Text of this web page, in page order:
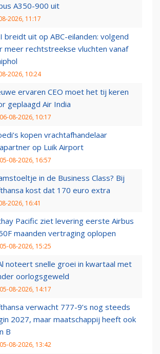
A350-900 uit
2026, 11:17
breidt uit op ABC-eilanden: volgend
meer rechtstreekse vluchten vanaf
2026, 10:24
ervaren CEO moet het tij keren
geplaagd Air India
06-08-2026, 10:17
kopen vrachtafhandelaar
op Luik Airport
05-08-2026, 16:57
in de Business Class? Bij
kost dat 170 euro extra
2026, 16:41
Pacific ziet levering eerste Airbus
maanden vertraging oplopen
05-08-2026, 15:25
noteert snelle groei in kwartaal met
oorlogsgeweld
05-08-2026, 14:17
verwacht 777-9’s nog steeds
2027, maar maatschappij heeft ook
B
05-08-2026, 13:42